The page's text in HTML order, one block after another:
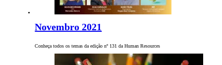
Novembro 2021
Conheça todos os temas da edição nº 131 da Human Resources